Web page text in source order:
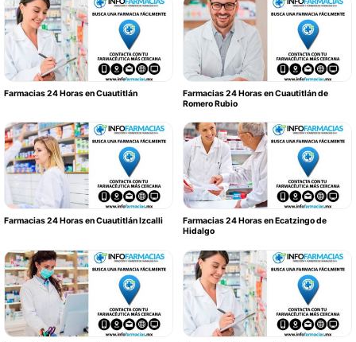
Farmacias 24 Horas en Cuautitlán
Farmacias 24 Horas en Cuautitlán de
Romero Rubio
Farmacias 24 Horas en Cuautitlán Izcalli
Farmacias 24 Horas en Ecatzingo de
Hidalgo